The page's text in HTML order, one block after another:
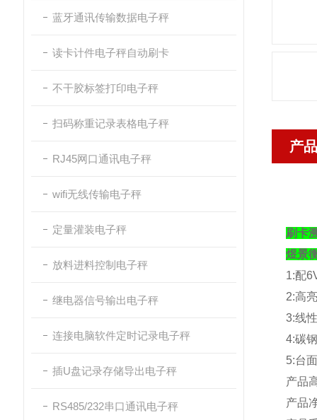
蓝牙通讯传输数据电子秤
读卡计件电子秤自动刷卡
不干胶标签打印电子秤
扫码称重记录表格电子秤
RJ45网口通讯电子秤
wifi无线传输电子秤
定量灌装电子秤
放料进料控制电子秤
继电器信号输出电子秤
连接电脑软件定时记录电子秤
插U盘记录存储导出电子秤
RS485/232串口通讯电子秤
产
刷卡
煜景
1:配
2:高
3:线
4:碳
5:台
产品
产品